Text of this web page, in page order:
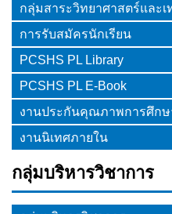
กลุ่มสาระวิทยาศาสตร์และเ
การรับสมัครนักเรียน
PCSHS PL Library
PCSHS PL E-Book
งานประกันคุณภาพการศึกษ
งานนิเทศภายใน
กลุ่มบริหารวิชาการ